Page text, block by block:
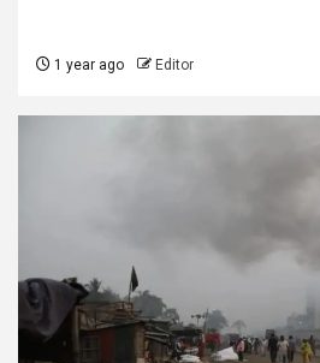
1 year ago Editor